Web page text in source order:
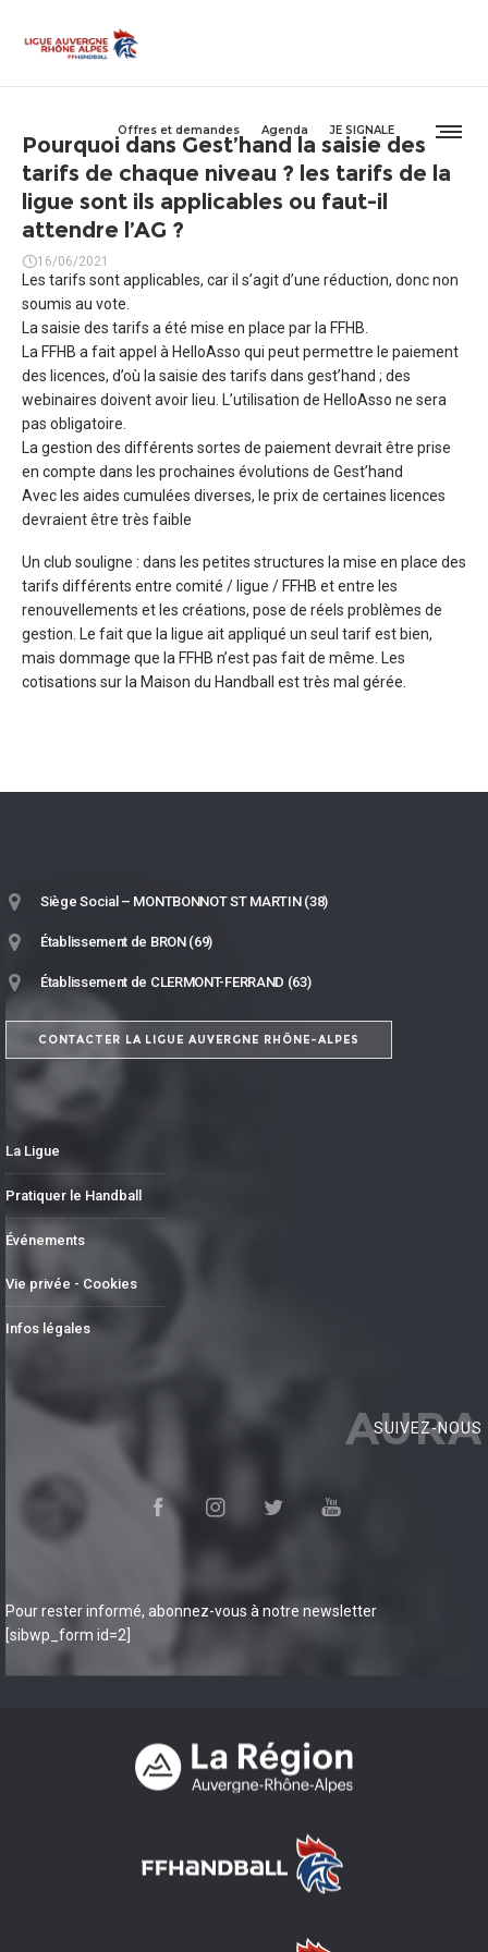
Offres et demandes Agenda JE SIGNALE
Pourquoi dans Gest’hand la saisie des
tarifs de chaque niveau ? les tarifs de la
ligue sont ils applicables ou faut-il
attendre l’AG ?
16/06/2021
Les tarifs sont applicables, car il s’agit d’une réduction, donc non
soumis au vote.
La saisie des tarifs a été mise en place par la FFHB.
La FFHB a fait appel à HelloAsso qui peut permettre le paiement
des licences, d’où la saisie des tarifs dans gest’hand ; des
webinaires doivent avoir lieu. L’utilisation de HelloAsso ne sera
pas obligatoire.
La gestion des différents sortes de paiement devrait être prise
en compte dans les prochaines évolutions de Gest’hand
Avec les aides cumulées diverses, le prix de certaines licences
devraient être très faible
Un club souligne : dans les petites structures la mise en place des
tarifs différents entre comité / ligue / FFHB et entre les
renouvellements et les créations, pose de réels problèmes de
gestion. Le fait que la ligue ait appliqué un seul tarif est bien,
mais dommage que la FFHB n’est pas fait de même. Les
cotisations sur la Maison du Handball est très mal gérée.
Siège Social – MONTBONNOT ST MARTIN (38)
Établissement de BRON (69)
Établissement de CLERMONT-FERRAND (63)
CONTACTER LA LIGUE AUVERGNE RHÔNE-ALPES
La Ligue
Pratiquer le Handball
Événements
Vie privée - Cookies
Infos légales
AURA
SUIVEZ-NOUS
Pour rester informé, abonnez-vous à notre newsletter
[sibwp_form id=2]